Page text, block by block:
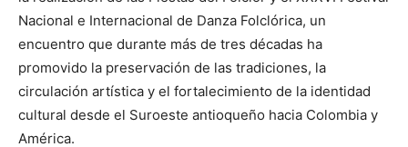
Nacional e Internacional de Danza Folclórica, un
encuentro que durante más de tres décadas ha
promovido la preservación de las tradiciones, la
circulación artística y el fortalecimiento de la identidad
cultural desde el Suroeste antioqueño hacia Colombia y
América.